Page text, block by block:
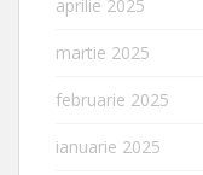
aprilie 2025
martie 2025
februarie 2025
ianuarie 2025